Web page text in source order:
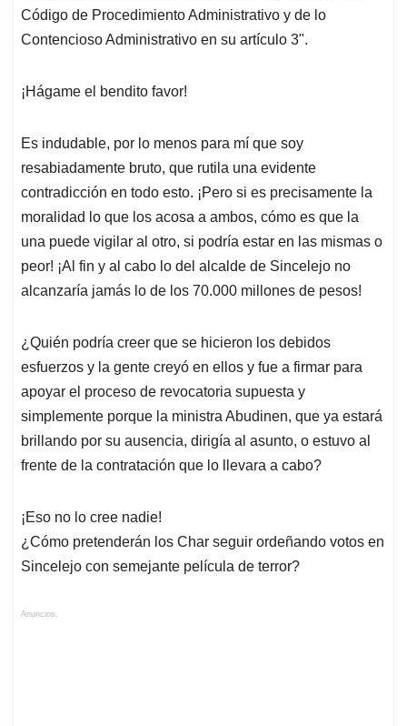
Código de Procedimiento Administrativo y de lo
Contencioso Administrativo en su artículo 3".
¡Hágame el bendito favor!
Es indudable, por lo menos para mí que soy
resabiadamente bruto, que rutila una evidente
contradicción en todo esto. ¡Pero si es precisamente la
moralidad lo que los acosa a ambos, cómo es que la
una puede vigilar al otro, si podría estar en las mismas o
peor! ¡Al fin y al cabo lo del alcalde de Sincelejo no
alcanzaría jamás lo de los 70.000 millones de pesos!
¿Quién podría creer que se hicieron los debidos
esfuerzos y la gente creyó en ellos y fue a firmar para
apoyar el proceso de revocatoria supuesta y
simplemente porque la ministra Abudinen, que ya estará
brillando por su ausencia, dirigía al asunto, o estuvo al
frente de la contratación que lo llevara a cabo?
¡Eso no lo cree nadie!
¿Cómo pretenderán los Char seguir ordeñando votos en
Sincelejo con semejante película de terror?
Anuncios.